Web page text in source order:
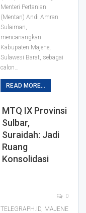
Menteri Pertanian
(Mentan) Andi Amran
Sulaiman,
mencanangkan
Kabupaten Majene,
Sulawesi Barat, sebagai
calon…
READ MORE...
MTQ IX Provinsi
Sulbar,
Suraidah: Jadi
Ruang
Konsolidasi
0
TELEGRAPH.ID, MAJENE